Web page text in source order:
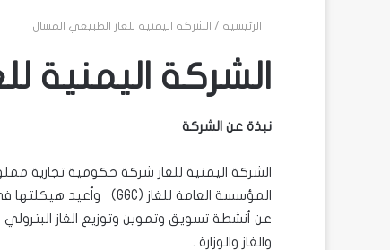
الرئيسية / الشركة اليمنية للغاز الطبيعي المسال
الشركة اليمنية
نبذة عن الشركة
عن أنشطة تسويق وتموين وتوزيع الغاز
والغاز والوزارة .